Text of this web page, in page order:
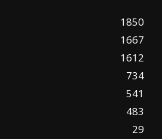
1850
1667
1612
734
541
483
29